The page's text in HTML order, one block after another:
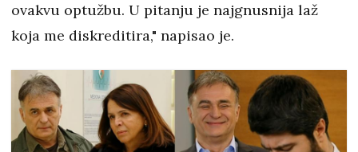
ovakvu optužbu. U pitanju je najgnusnija laž
koja me diskreditira," napisao je.